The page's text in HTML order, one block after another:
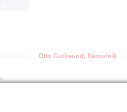
Otto Gutfreund, Námořník